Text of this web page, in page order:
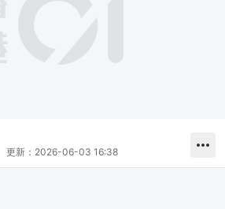
更新： 2026-06-03 16:38